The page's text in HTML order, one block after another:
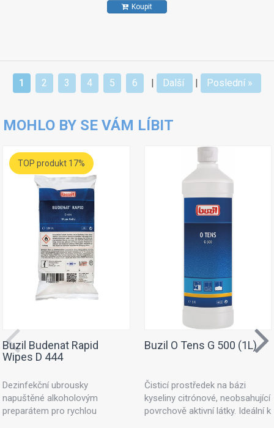
Koupit
1 2 3 4 5 6 | Další | Poslední »
MOHLO BY SE VÁM LÍBIT
TOP produkt 17%
Buzil Budenat Rapid
Wipes D 444
Dezinfekční ubrousky
napuštěné alkoholovým
preparátem pro rychlou
Buzil O Tens G 500 (1L)
Čisticí prostředek na bázi
kyseliny citrónové, neobsahující
povrchově aktivní látky. Ideální k